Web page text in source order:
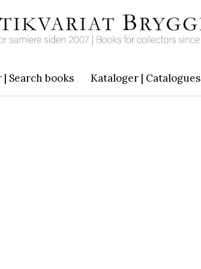
| Search books Kataloger | Catalogues